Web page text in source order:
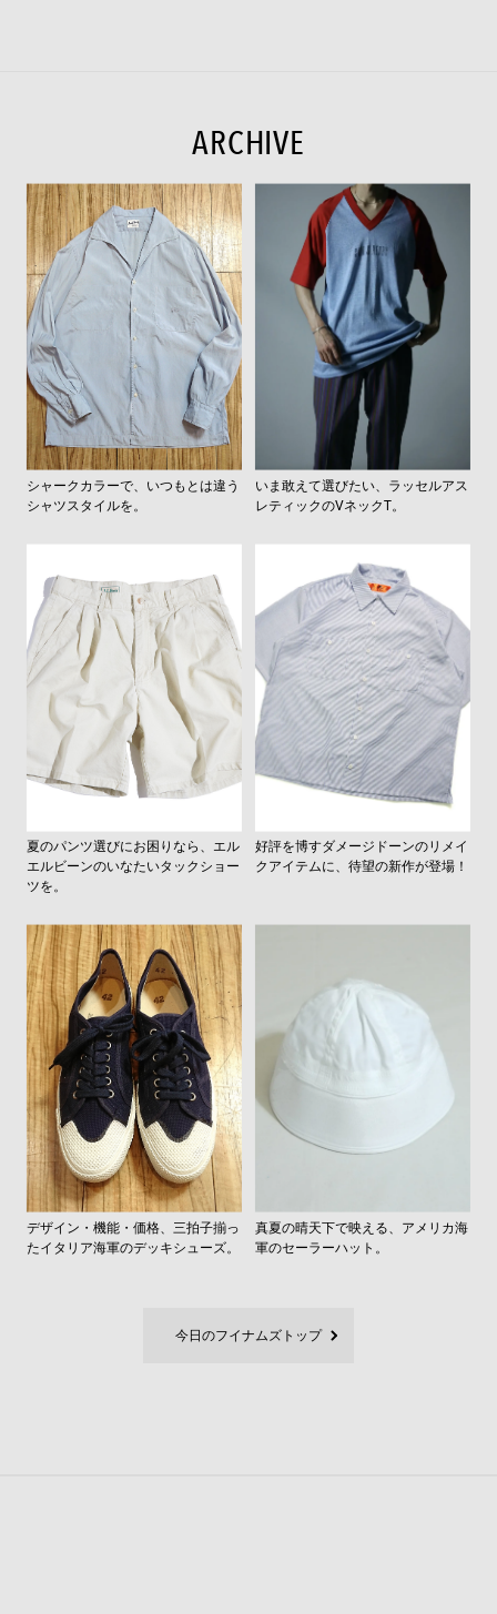
ARCHIVE
シャークカラーで、いつもとは違う
シャツスタイルを。
いま敢えて選びたい、ラッセルアス
レティックのVネックT。
夏のパンツ選びにお困りなら、エル
エルビーンのいなたいタックショー
ツを。
好評を博すダメージドーンのリメイ
クアイテムに、待望の新作が登場！
デザイン・機能・価格、三拍子揃っ
たイタリア海軍のデッキシューズ。
真夏の晴天下で映える、アメリカ海
軍のセーラーハット。
今日のフイナムズトップ